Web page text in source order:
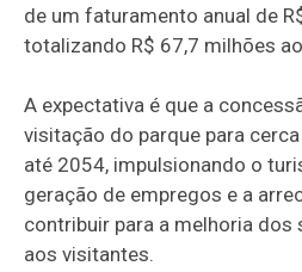
de um faturamento anual de
totalizando R$ 67,7 milhões
A expectativa é que a
visitação do parque para
até 2054, impulsionando o
geração de empregos e a
contribuir para a melhoria
aos visitantes.